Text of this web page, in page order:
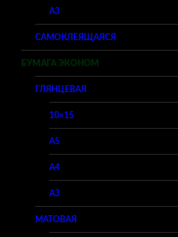
A3
САМОКЛЕЯЩАЯСЯ
БУМАГА ЭКОНОМ
ГЛЯНЦЕВАЯ
10×15
A5
A4
A3
МАТОВАЯ